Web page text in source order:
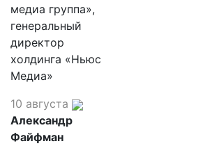
медиа группа»,
генеральный
директор
холдинга «Ньюс
Медиа»
10 августа
Александр
Файфман